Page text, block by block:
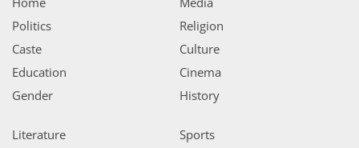
Politics
Caste
Education
Gender
Religion
Culture
Cinema
History
Literature
Sports